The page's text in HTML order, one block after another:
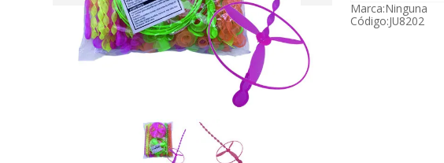
Marca:Ninguna
Código:JU8202